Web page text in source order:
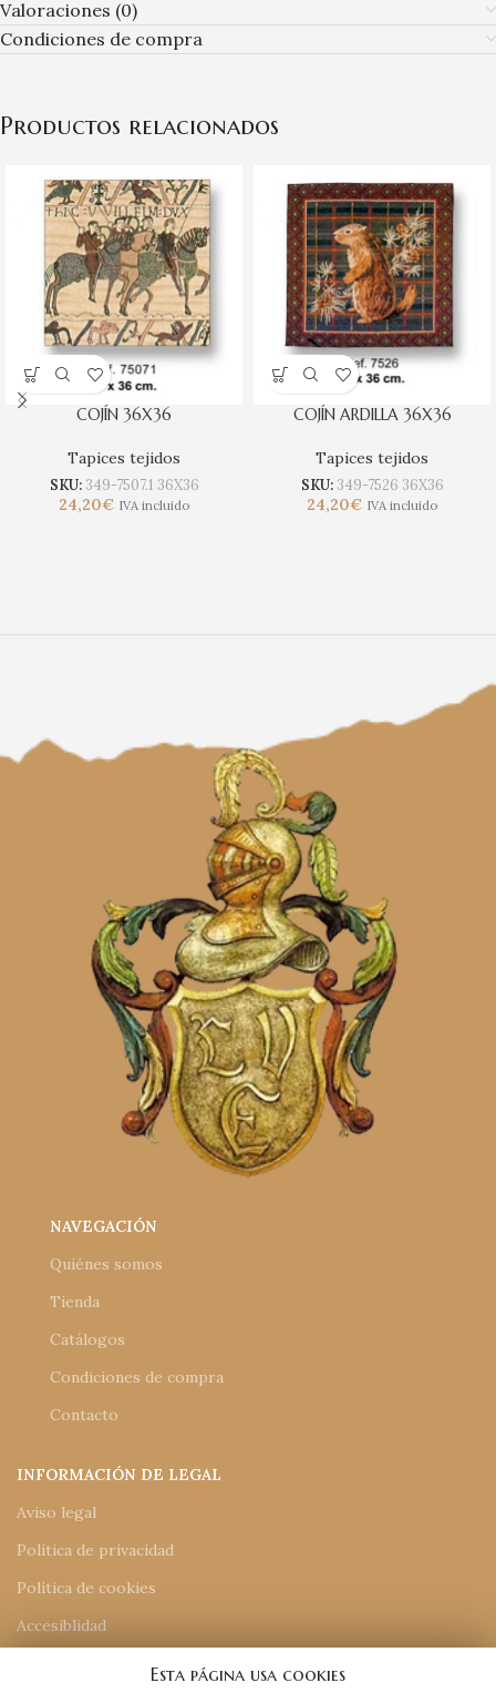
Valoraciones (0)
Condiciones de compra
Productos relacionados
COJÍN 36X36
Tapices tejidos
SKU: 349-7507.1 36X36
24,20€ IVA incluido
COJÍN ARDILLA 36X36
Tapices tejidos
SKU: 349-7526 36X36
24,20€ IVA incluido
NAVEGACIÓN
Quiénes somos
Tienda
Catálogos
Condiciones de compra
Contacto
INFORMACIÓN DE LEGAL
Aviso legal
Política de privacidad
Política de cookies
Accesiblidad
Esta página usa cookies